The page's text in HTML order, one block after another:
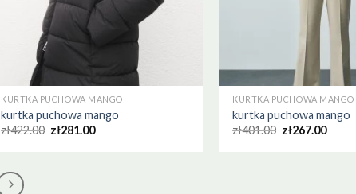
KURTKA PUCHOWA MANGO
kurtka puchowa mango
zł422.00 zł281.00
KURTKA PUCHOWA MANGO
kurtka puchowa mango
zł401.00 zł267.00